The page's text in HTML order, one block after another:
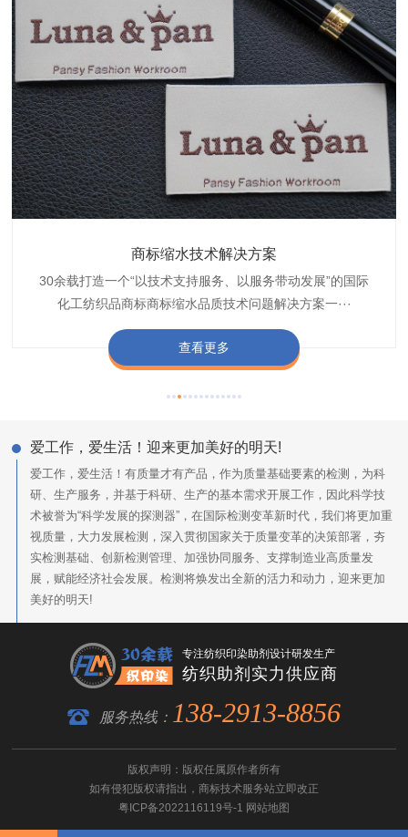
商标缩水技术解决方案
30余载打造一个“以技术支持服务、以服务带动发展”的国际
化工纺织品商标商标缩水品质技术问题解决方案一···
查看更多
织带商标防水技术解决方案
博准公司专注于织带商标防水技术解决方案30余载,励志于
纺织品商标企业打造含油量超标品质技术问题解决方···
查看更多
服装颜色不匀技术解决方案
博准是一家专注30余载设计研发织唛印唛商标、织带服装颜
色不匀品质技术问题解决方案一站式服务提供商,技···
查看更多
纺织品阻燃母粒
博准致力于成为纺织品商标阻燃母粒剂,TF-W760,TF-W760
阻燃母粒剂加工定制服务实力提供商,···
查看更多
爱工作，爱生活！迎来更加美好的明天!
爱工作，爱生活！有质量才有产品，作为质量基础要素的检测，为科
研、生产服务，并基于科研、生产的基本需求开展工作，因此科学技
术被誉为“科学发展的探测器”，在国际检测变革新时代，我们将更加重
视质量，大力发展检测，深入贯彻国家关于质量变革的决策部署，夯
实检测基础、创新检测管理、加强协同服务、支撑制造业高质量发
展，赋能经济社会发展。检测将焕发出全新的活力和动力，迎来更加
美好的明天!
专注纺织印染助剂设计研发生产
纺织助剂实力供应商
服务热线： 138-2913-8856
版权声明：版权任属原作者所有
如有侵犯版权请指出， 商标技术服务站立即改正
粤ICP备2022116119号-1 网站地图